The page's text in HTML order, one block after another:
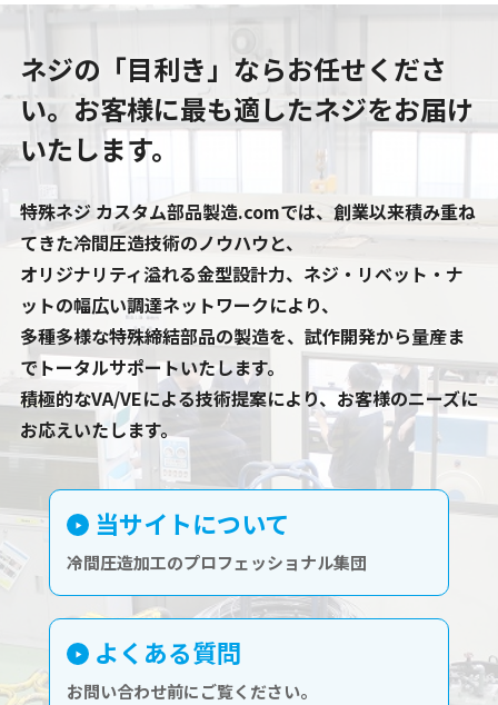
ネジの「目利き」ならお任せくださ
い。 お客様に最も適したネジをお届け
いたします。
特殊ネジ カスタム部品製造.comでは、創業以来積み重ね
てきた冷間圧造技術のノウハウと、
オリジナリティ溢れる金型設計力、ネジ・リベット・ナ
ットの幅広い調達ネットワークにより、
多種多様な特殊締結部品の製造を、試作開発から量産ま
でトータルサポートいたします。
積極的なVA/VEによる技術提案により、お客様のニーズに
お応えいたします。
当サイトについて
冷間圧造加工のプロフェッショナル集団
よくある質問
お問い合わせ前にご覧ください。